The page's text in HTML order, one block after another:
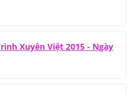
Xuyên Việt 2015 - Ngày